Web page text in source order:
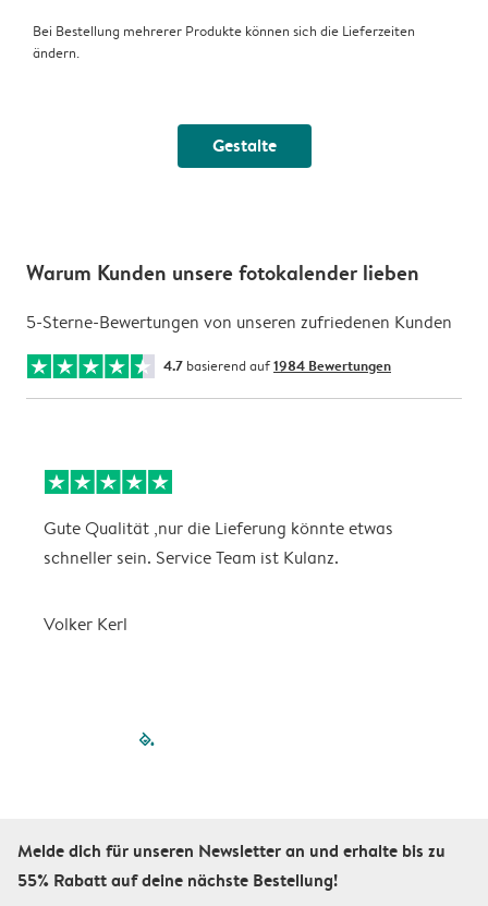
Bei Bestellung mehrerer Produkte können sich die Lieferzeiten
ändern.
Gestalte
Warum Kunden unsere fotokalender lieben
5-Sterne-Bewertungen von unseren zufriedenen Kunden
4.7 basierend auf1984 Bewertungen
Gute Qualität ,nur die Lieferung könnte etwas
schneller sein. Service Team ist Kulanz.
Volker Kerl
filled-pagination
Melde dich für unseren Newsletter an und erhalte bis zu
55% Rabatt auf deine nächste Bestellung!